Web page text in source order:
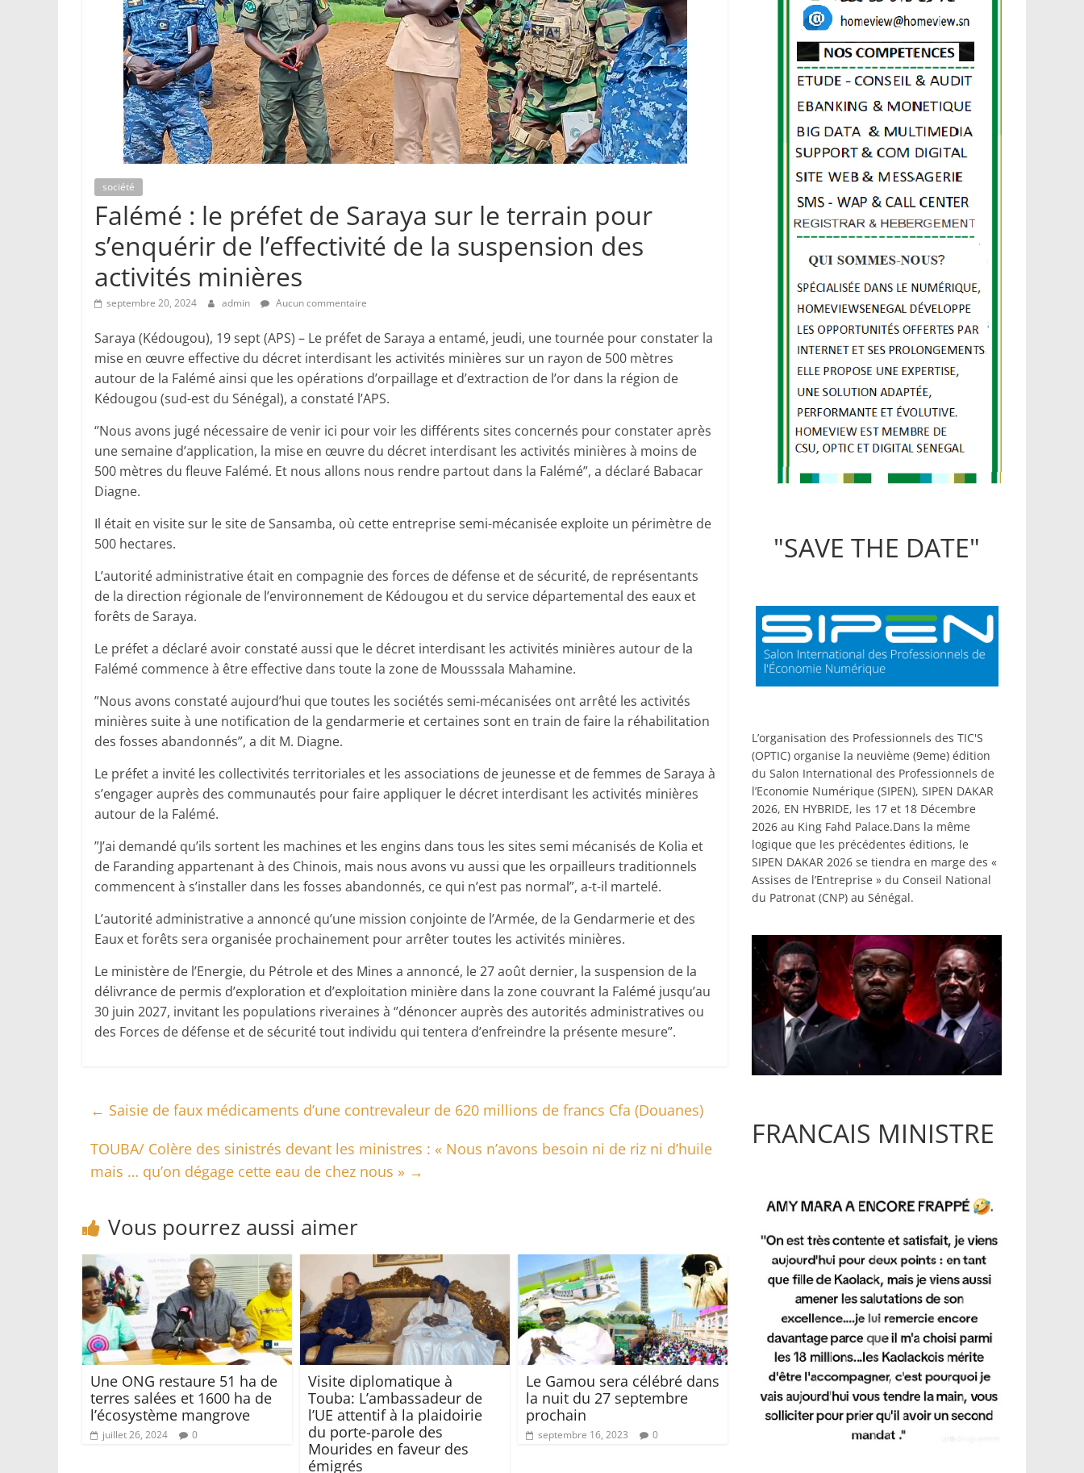
société
Falémé : le préfet de Saraya sur le terrain pour
s’enquérir de l’effectivité de la suspension des
activités minières
septembre 20, 2024 admin Aucun commentaire
Saraya (Kédougou), 19 sept (APS) – Le préfet de Saraya a entamé, jeudi, une tournée pour constater la
mise en œuvre effective du décret interdisant les activités minières sur un rayon de 500 mètres
autour de la Falémé ainsi que les opérations d’orpaillage et d’extraction de l’or dans la région de
Kédougou (sud-est du Sénégal), a constaté l’APS.
‘’Nous avons jugé nécessaire de venir ici pour voir les différents sites concernés pour constater après
une semaine d’application, la mise en œuvre du décret interdisant les activités minières à moins de
500 mètres du fleuve Falémé. Et nous allons nous rendre partout dans la Falémé”, a déclaré Babacar
Diagne.
Il était en visite sur le site de Sansamba, où cette entreprise semi-mécanisée exploite un périmètre de
500 hectares.
L’autorité administrative était en compagnie des forces de défense et de sécurité, de représentants
de la direction régionale de l’environnement de Kédougou et du service départemental des eaux et
forêts de Saraya.
Le préfet a déclaré avoir constaté aussi que le décret interdisant les activités minières autour de la
Falémé commence à être effective dans toute la zone de Mousssala Mahamine.
”Nous avons constaté aujourd’hui que toutes les sociétés semi-mécanisées ont arrêté les activités
minières suite à une notification de la gendarmerie et certaines sont en train de faire la réhabilitation
des fosses abandonnés”, a dit M. Diagne.
Le préfet a invité les collectivités territoriales et les associations de jeunesse et de femmes de Saraya à
s’engager auprès des communautés pour faire appliquer le décret interdisant les activités minières
autour de la Falémé.
”J’ai demandé qu’ils sortent les machines et les engins dans tous les sites semi mécanisés de Kolia et
de Faranding appartenant à des Chinois, mais nous avons vu aussi que les orpailleurs traditionnels
commencent à s’installer dans les fosses abandonnés, ce qui n’est pas normal”, a-t-il martelé.
L’autorité administrative a annoncé qu’une mission conjointe de l’Armée, de la Gendarmerie et des
Eaux et forêts sera organisée prochainement pour arrêter toutes les activités minières.
Le ministère de l’Energie, du Pétrole et des Mines a annoncé, le 27 août dernier, la suspension de la
délivrance de permis d’exploration et d’exploitation minière dans la zone couvrant la Falémé jusqu’au
30 juin 2027, invitant les populations riveraines à ‘’dénoncer auprès des autorités administratives ou
des Forces de défense et de sécurité tout individu qui tentera d’enfreindre la présente mesure”.
← Saisie de faux médicaments d’une contrevaleur de 620 millions de francs Cfa (Douanes)
TOUBA/ Colère des sinistrés devant les ministres : « Nous n’avons besoin ni de riz ni d’huile
mais … qu’on dégage cette eau de chez nous » →
Vous pourrez aussi aimer
Une ONG restaure 51 ha de
terres salées et 1600 ha de
l’écosystème mangrove
juillet 26, 2024 0
Visite diplomatique à
Touba: L’ambassadeur de
l’UE attentif à la plaidoirie
du porte-parole des
Mourides en faveur des
émigrés
Le Gamou sera célébré dans
la nuit du 27 septembre
prochain
septembre 16, 2023 0
"SAVE THE DATE"
L’organisation des Professionnels des TIC'S
(OPTIC) organise la neuvième (9eme) édition
du Salon International des Professionnels de
l’Economie Numérique (SIPEN), SIPEN DAKAR
2026, EN HYBRIDE, les 17 et 18 Décembre
2026 au King Fahd Palace.Dans la même
logique que les précédentes éditions, le
SIPEN DAKAR 2026 se tiendra en marge des «
Assises de l’Entreprise » du Conseil National
du Patronat (CNP) au Sénégal.
FRANCAIS MINISTRE